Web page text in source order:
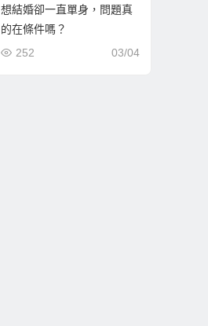
想結婚卻一直單身，問題真
的在條件嗎？
03/04
252